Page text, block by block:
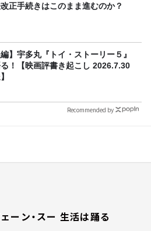
正手続きはこのまま進むのか？
編】宇多丸『トイ・ストーリー５』
！【映画評書き起こし 2026.7.30
Recommended by
ーン・スー 生活は踊る